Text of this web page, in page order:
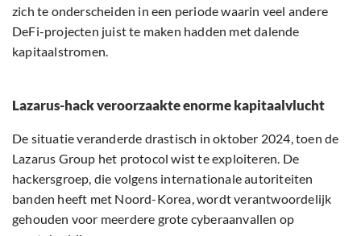
zich te onderscheiden in een periode waarin veel andere
DeFi-projecten juist te maken hadden met dalende
kapitaalstromen.
Lazarus-hack veroorzaakte enorme kapitaalvlucht
De situatie veranderde drastisch in oktober 2024, toen de
Lazarus Group het protocol wist te exploiteren. De
hackersgroep, die volgens internationale autoriteiten
banden heeft met Noord-Korea, wordt verantwoordelijk
gehouden voor meerdere grote cyberaanvallen op